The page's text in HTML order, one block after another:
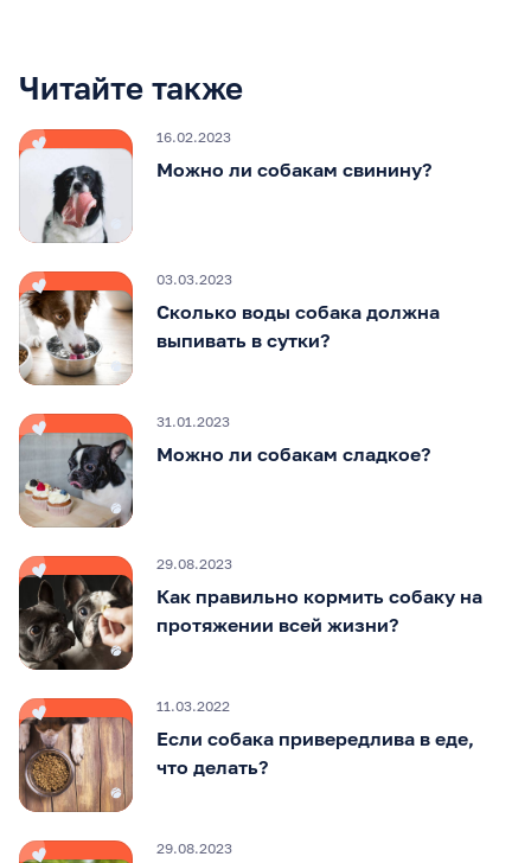
Читайте также
16.02.2023
Можно ли собакам свинину?
03.03.2023
Сколько воды собака должна
выпивать в сутки?
31.01.2023
Можно ли собакам сладкое?
29.08.2023
Как правильно кормить собаку на
протяжении всей жизни?
11.03.2022
Если собака привередлива в еде,
что делать?
29.08.2023